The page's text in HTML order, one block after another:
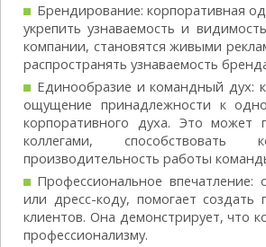
Брендирование: корпоративная
укрепить узнаваемость и
компании, становятся живыми
распространять узнаваемость
Единообразие и командный дух:
ощущение принадлежности к
корпоративного духа. Это может
коллегами,
производительность работы
Профессиональное
или дресс-коду, помогает создать
клиентов. Она демонстрирует, что
профессионализму.